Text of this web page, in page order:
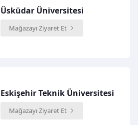
Üsküdar Üniversitesi
Mağazayı Ziyaret Et
Eskişehir Teknik Üniversitesi
Mağazayı Ziyaret Et